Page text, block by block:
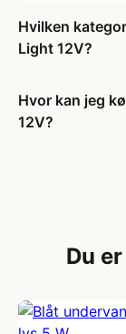
Hvilken
Light 12V?
Hvor kan jeg
12V?
Du